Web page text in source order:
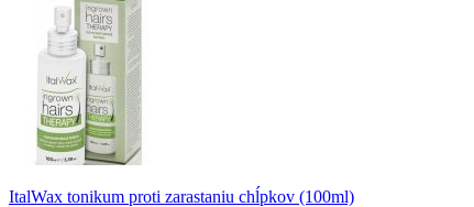
ItalWax tonikum proti zarastaniu chĺpkov (100ml)